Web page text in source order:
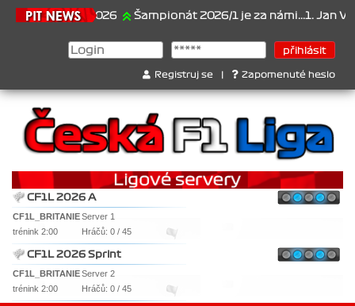
21.6.2026 Šampionát 2026/1 je za námi...1. Jan
Registruj se Zapomenuté heslo
CF1L 2026 A
CF1L_BRITANIEServer 1
trénink 2:00
Hráčů: 0 / 45
CF1L 2026 Sprint
CF1L_BRITANIEServer 2
trénink 2:00
Hráčů: 0 / 45